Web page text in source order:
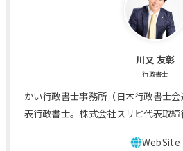
川又 友彰
行政書士
かい行政書士事務所（日本行政書士
表行政書士。株式会社スリピ代表取締